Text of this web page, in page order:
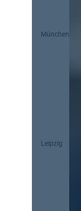
München
Leipzig